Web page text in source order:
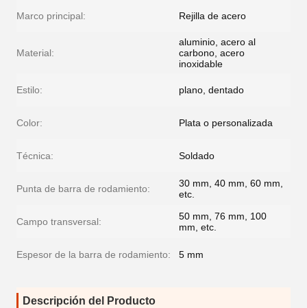
Marco principal: Rejilla de acero
Material:
aluminio, acero al
carbono, acero
inoxidable
Estilo: plano, dentado
Color: Plata o personalizada
Técnica: Soldado
Punta de barra de rodamiento:
30 mm, 40 mm, 60 mm,
etc.
Campo transversal:
50 mm, 76 mm, 100
mm, etc.
Espesor de la barra de rodamiento: 5 mm
Descripción del Producto